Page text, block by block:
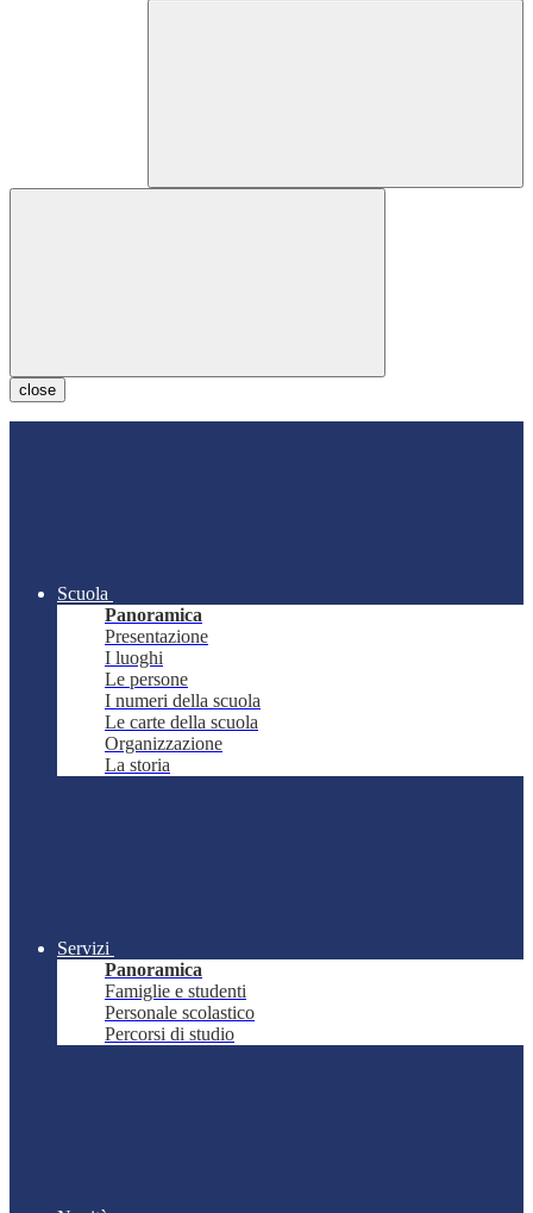
close
Scuola
Panoramica
Presentazione
I luoghi
Le persone
I numeri della scuola
Le carte della scuola
Organizzazione
La storia
Servizi
Panoramica
Famiglie e studenti
Personale scolastico
Percorsi di studio